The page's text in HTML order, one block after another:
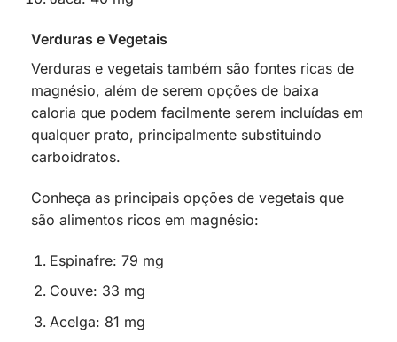
Verduras e Vegetais
Verduras e vegetais também são fontes ricas de
magnésio, além de serem opções de baixa
caloria que podem facilmente serem incluídas em
qualquer prato, principalmente substituindo
carboidratos.
Conheça as principais opções de vegetais que
são alimentos ricos em magnésio:
Espinafre: 79 mg
Couve: 33 mg
Acelga: 81 mg